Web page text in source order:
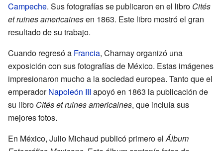
Campeche. Sus fotografías se publicaron en el libro Cités
et ruines americainesen 1863. Este libro mostró el gran
resultado de su trabajo.
Cuando regresó a Francia, Charnay organizó una
exposición con sus fotografías de México. Estas imágenes
impresionaron mucho a la sociedad europea. Tanto que el
emperadorNapoleón III apoyó en 1863 la publicación de
su libro Cités et ruines americaines, que incluía sus
mejores fotos.
En México, Julio Michaud publicó primero elÁlbum